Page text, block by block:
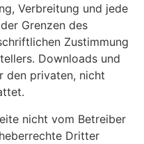
Verbreitung und jede
Grenzen des
Zustimmung
Downloads und
den privaten, nicht
nicht vom Betreiber
Dritter